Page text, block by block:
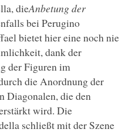
dieAnbetung der
bei Perugino
bietet hier eine noch nie
dank der
der Figuren im
die Anordnung der
Diagonalen, die den
wird. Die
schließt mit der Szene